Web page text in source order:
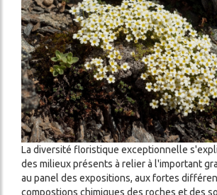
La diversité floristique exceptionnelle
des milieux présents à relier à l'important
au panel des expositions, aux fortes
compostions chimiques des roches et des